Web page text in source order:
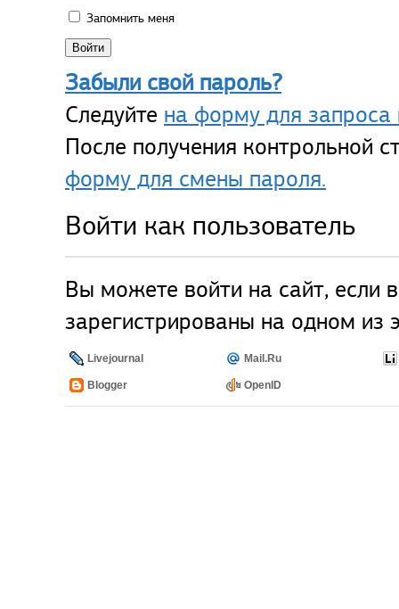
Запомнить меня
Забыли свой пароль?
Следуйте на форму для запроса
После получения контрольной
форму для смены пароля.
Войти как пользователь
Вы можете войти на сайт, если
зарегистрированы на одном из
Livejournal Mail.Ru
Blogger OpenID